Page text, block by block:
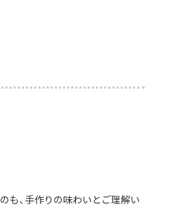
も、手作りの味わいとご理解い